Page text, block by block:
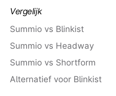
Vergelijk
Summio vs Blinkist
Summio vs Headway
Summio vs Shortform
Alternatief voor Blinkist